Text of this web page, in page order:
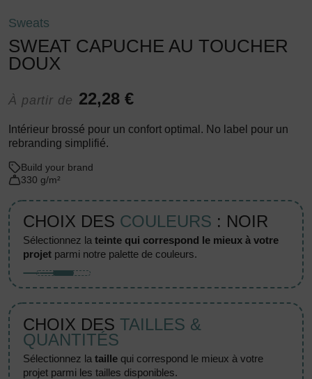
Sweats
SWEAT CAPUCHE AU TOUCHER
DOUX
À partir de 22,28 €
Intérieur brossé pour un confort optimal. No label pour un
rebranding simplifié.
Build your brand
330 g/m²
CHOIX DES COULEURS : NOIR
sélectionnez lateinte qui correspond le mieux à votre
projet parmi notre palette de couleurs.
CHOIX DES TAILLES &
QUANTITÉS
sélectionnez lataille qui correspond le mieux à votre
projet parmi les tailles disponibles.